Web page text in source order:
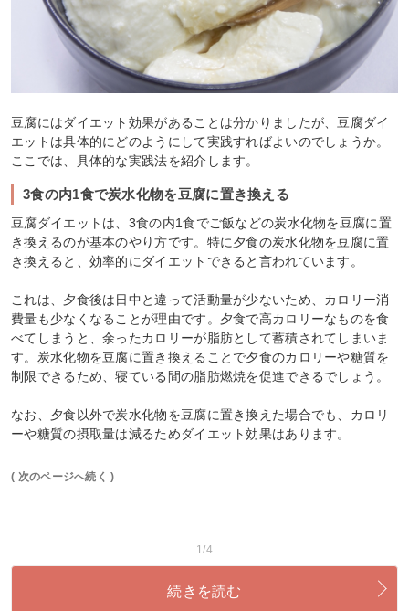
豆腐にはダイエット効果があることは分かりましたが、豆腐ダイ
エットは具体的にどのようにして実践すればよいのでしょうか。
ここでは、具体的な実践法を紹介します。
3食の内1食で炭水化物を豆腐に置き換える
豆腐ダイエットは、3食の内1食でご飯などの炭水化物を豆腐に置
き換えるのが基本のやり方です。特に夕食の炭水化物を豆腐に置
き換えると、効率的にダイエットできると言われています。
これは、夕食後は日中と違って活動量が少ないため、カロリー消
費量も少なくなることが理由です。夕食で高カロリーなものを食
べてしまうと、余ったカロリーが脂肪として蓄積されてしまいま
す。炭水化物を豆腐に置き換えることで夕食のカロリーや糖質を
制限できるため、寝ている間の脂肪燃焼を促進できるでしょう。
なお、夕食以外で炭水化物を豆腐に置き換えた場合でも、カロリ
ーや糖質の摂取量は減るためダイエット効果はあります。
( 次のページへ続く )
1/4
続きを読む